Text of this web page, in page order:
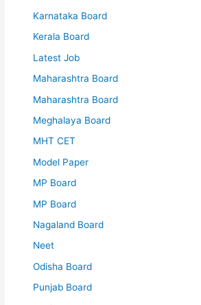
Karnataka Board
Kerala Board
Latest Job
Maharashtra Board
Maharashtra Board
Meghalaya Board
MHT CET
Model Paper
MP Board
MP Board
Nagaland Board
Neet
Odisha Board
Punjab Board